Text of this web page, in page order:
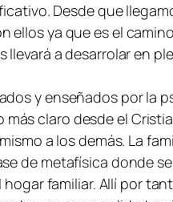
Desde que
ya que es el
llevará a desarrolar en
y enseñados por la
claro desde el
a los demás. La
de metafísica donde
hogar familiar. Allí por